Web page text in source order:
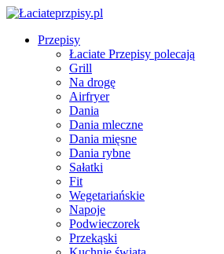
Przepisy
Łaciate Przepisy polecają
Grill
Na drogę
Airfryer
Dania
Dania mleczne
Dania mięsne
Dania rybne
Sałatki
Fit
Wegetariańskie
Napoje
Podwieczorek
Przekąski